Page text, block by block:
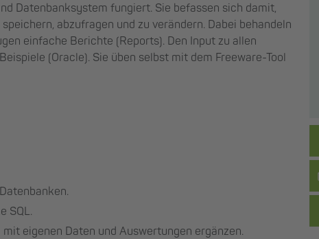
Datenbanksystem fungiert. Sie befassen sich damit,
abzufragen und zu verändern. Dabei behandeln
einfache Berichte (Reports). Den Input zu allen
(Oracle). Sie üben selbst mit dem Freeware-Tool
SQL.
eigenen Daten und Auswertungen ergänzen.